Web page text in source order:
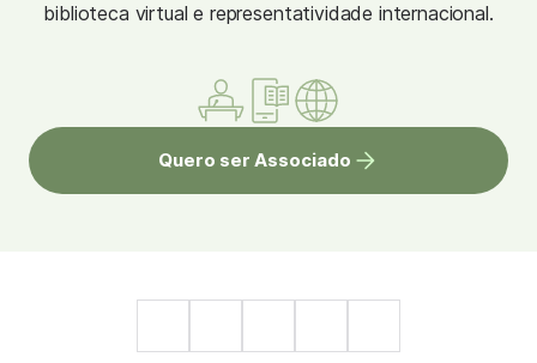
biblioteca virtual e representatividade internacional.
Quero ser Associado